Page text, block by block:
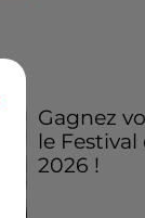
Gagnez
le
2026 !